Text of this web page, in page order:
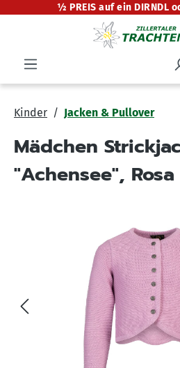
springen
½ PREIS auf ein DIRNDL
Kinder Jacken & Pullover
Mädchen
"Achensee", Rosa
Bildergalerie überspringen